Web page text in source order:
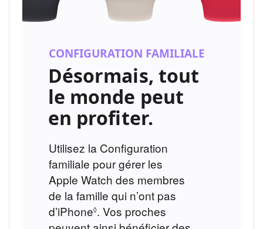
CONFIGURATION FAMILIALE
Désormais, tout
le monde peut
en profiter.
Utilisez la Configuration
familiale pour gérer les
Apple Watch des membres
de la famille qui n’ont pas
d’iPhone◊Voir
. Vos proches